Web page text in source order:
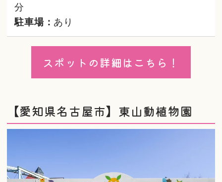
分
駐車場： あり
スポットの詳細はこちら！
【愛知県名古屋市】東山動植物園